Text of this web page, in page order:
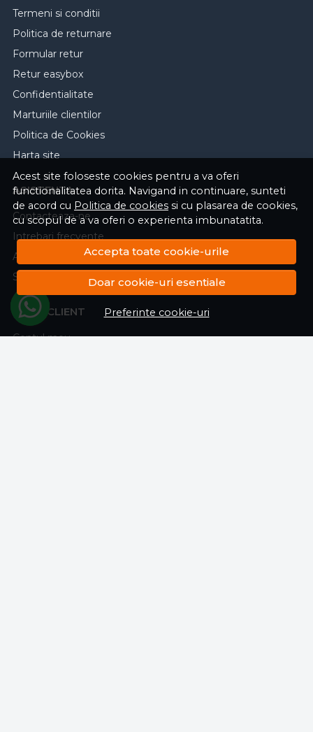
Acest site foloseste cookies pentru a va oferi
functionalitatea dorita. Navigand in continuare, sunteti
de acord cu Politica de cookies si cu plasarea de cookies,
cu scopul de a va oferi o experienta imbunatatita.
Accepta toate cookie-urile
Doar cookie-uri esentiale
Preferinte cookie-uri
Termeni si conditii
Politica de returnare
Formular retur
Retur easybox
Confidentialitate
Marturiile clientilor
Politica de Cookies
Harta site
ASISTENTA
Contacteaza-ne
Intrebari frecvente
ANPC
Solutionarea litigiilor
CONT CLIENT
Contul meu